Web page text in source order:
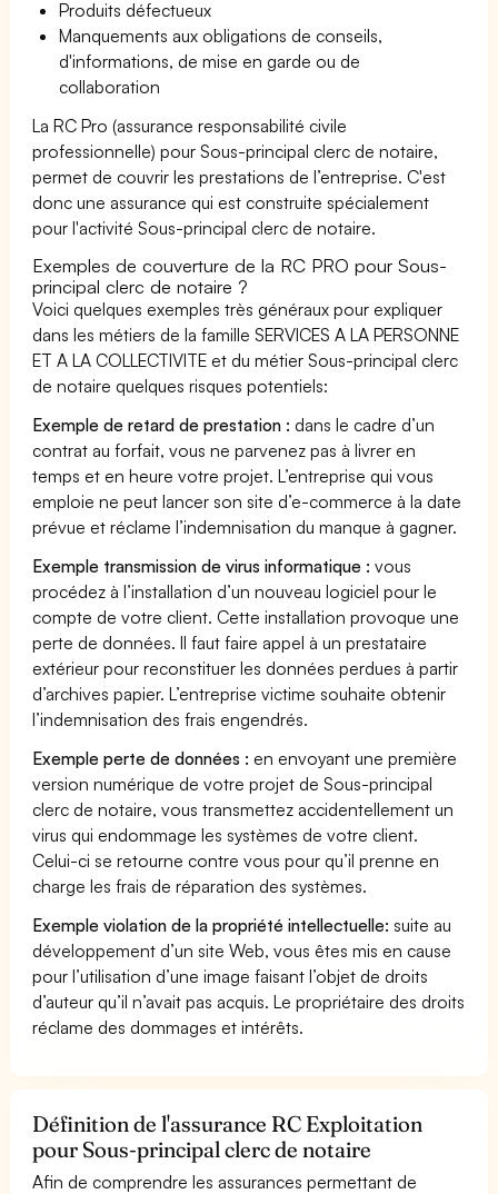
Produits défectueux
Manquements aux obligations de conseils,
d'informations, de mise en garde ou de
collaboration
La RC Pro (assurance responsabilité civile
professionnelle) pour Sous-principal clerc de notaire,
permet de couvrir les prestations de l’entreprise. C'est
donc une assurance qui est construite spécialement
pour l'activité Sous-principal clerc de notaire.
Exemples de couverture de la RC PRO pour Sous-
principal clerc de notaire ?
Voici quelques exemples très généraux pour expliquer
dans les métiers de la famille SERVICES A LA PERSONNE
ET A LA COLLECTIVITE et du métier Sous-principal clerc
de notaire quelques risques potentiels:
Exemple de retard de prestation : dans le cadre d’un
contrat au forfait, vous ne parvenez pas à livrer en
temps et en heure votre projet. L’entreprise qui vous
emploie ne peut lancer son site d’e-commerce à la date
prévue et réclame l’indemnisation du manque à gagner.
Exemple transmission de virus informatique : vous
procédez à l’installation d’un nouveau logiciel pour le
compte de votre client. Cette installation provoque une
perte de données. Il faut faire appel à un prestataire
extérieur pour reconstituer les données perdues à partir
d’archives papier. L’entreprise victime souhaite obtenir
l’indemnisation des frais engendrés.
Exemple perte de données : en envoyant une première
version numérique de votre projet de Sous-principal
clerc de notaire, vous transmettez accidentellement un
virus qui endommage les systèmes de votre client.
Celui-ci se retourne contre vous pour qu’il prenne en
charge les frais de réparation des systèmes.
Exemple violation de la propriété intellectuelle: suite au
développement d’un site Web, vous êtes mis en cause
pour l’utilisation d’une image faisant l’objet de droits
d’auteur qu’il n’avait pas acquis. Le propriétaire des droits
réclame des dommages et intérêts.
Définition de l'assurance RC Exploitation
pour Sous-principal clerc de notaire
Afin de comprendre les assurances permettant de